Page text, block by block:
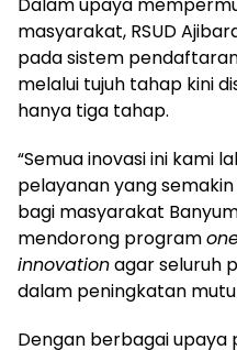
Dalam upaya
masyarakat, RSUD
pada sistem
melalui tujuh tahap kini
hanya tiga tahap.
“Semua inovasi ini kami
pelayanan yang
bagi masyarakat
mendorong program
innovationagar seluruh
dalam peningkatan
Dengan berbagai upaya